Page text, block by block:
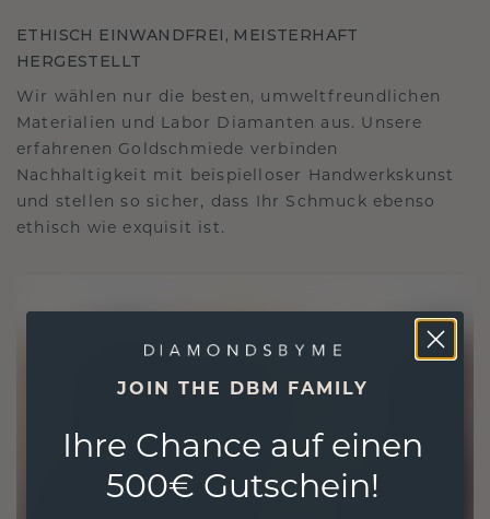
ETHISCH EINWANDFREI, MEISTERHAFT
HERGESTELLT
Wir wählen nur die besten, umweltfreundlichen
Materialien und Labor Diamanten aus. Unsere
erfahrenen Goldschmiede verbinden
Nachhaltigkeit mit beispielloser Handwerkskunst
und stellen so sicher, dass Ihr Schmuck ebenso
ethisch wie exquisit ist.
JOIN THE DBM FAMILY
Ihre Chance auf einen
500€ Gutschein!